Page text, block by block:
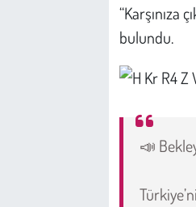
“Karşınıza
bulundu.
📣